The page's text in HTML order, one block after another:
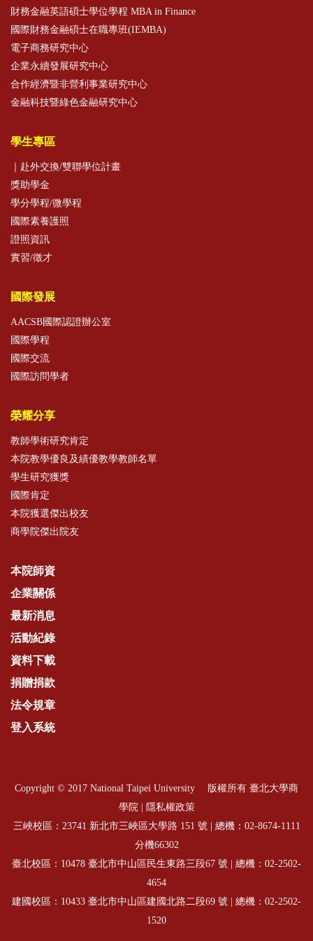
財務金融英語碩士學位學程 MBA in Finance
國際財務金融碩士在職專班(IEMBA)
電子商務研究中心
企業永續發展研究中心
合作經濟暨非營利事業研究中心
金融科技暨綠色金融研究中心
學生專區
｜赴外交換/雙聯學位計畫
獎助學金
學分學程/微學程
國際素養護照
證照資訊
實習/徵才
國際發展
AACSB國際認證辦公室
國際學程
國際交流
國際訪問學者
榮耀分享
教師學術研究肯定
本院教學優良及績優教學教師名單
學生研究獲獎
國際肯定
本院獲選傑出校友
商學院傑出院友
本院師資
企業關係
最新消息
活動紀錄
資料下載
捐贈捐款
法令規章
登入系統
Copyright © 2017 National Taipei University 版權所有 臺北大學商
學院 | 隱私權政策
三峽校區：23741 新北市三峽區大學路 151 號 | 總機： 02-8674-1111
分機66302
臺北校區：10478 臺北市中山區民生東路三段67 號 | 總機： 02-2502-
4654
建國校區：10433 臺北市中山區建國北路二段69 號 | 總機： 02-2502-
1520